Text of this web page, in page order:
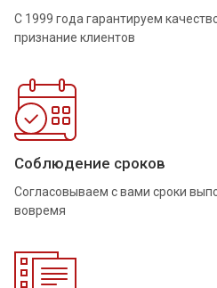
С 1999 года гарантируем
признание клиентов
Соблюдение сроков
Согласовываем с вами сроки
вовремя